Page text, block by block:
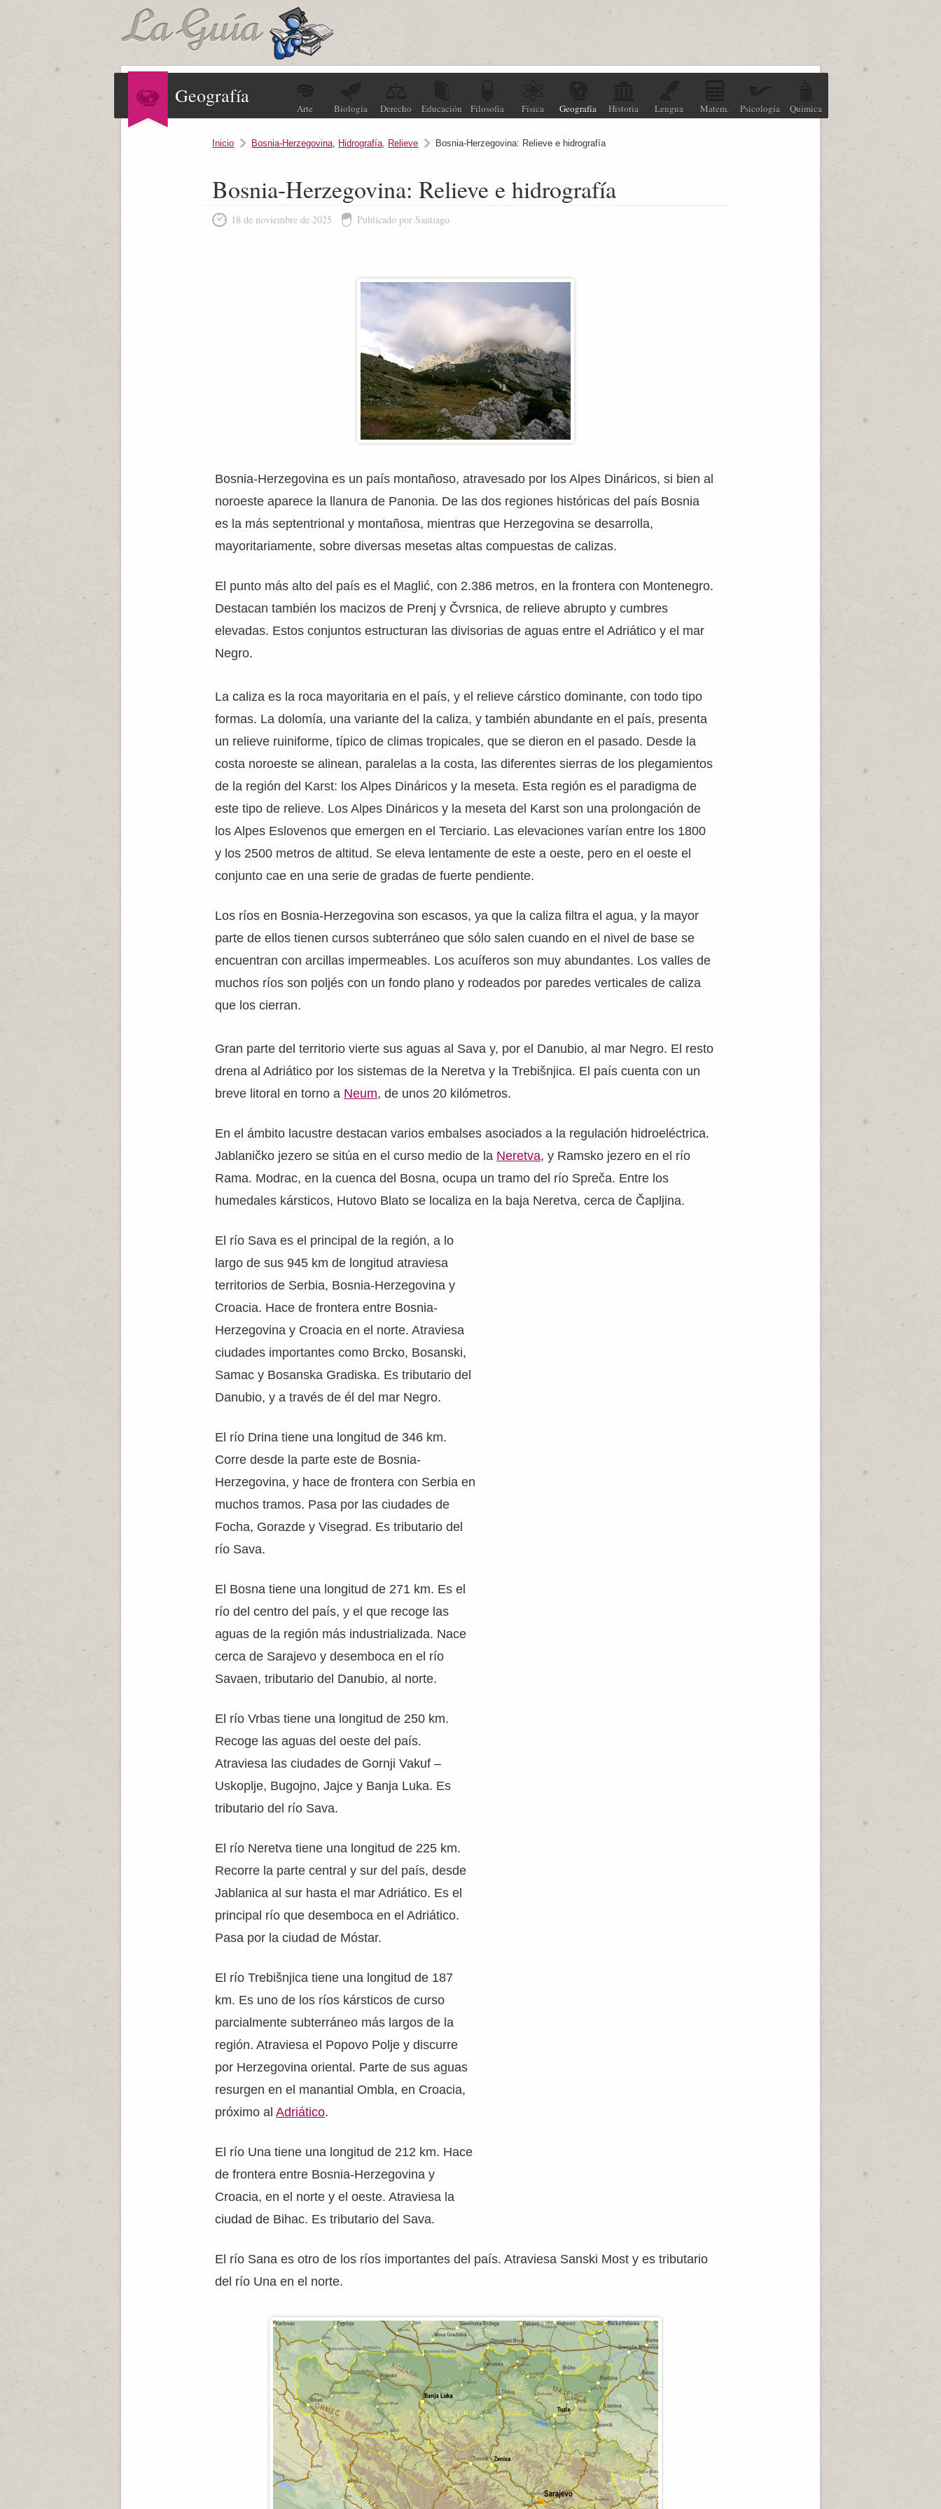
Geografía
Arte Biología Derecho Educación Filosofía Física Geografía Historia Lengua Matem. Psicología Química
Inicio Bosnia-Herzegovina, Hidrografía, Relieve Bosnia-Herzegovina: Relieve e hidrografía
Bosnia-Herzegovina: Relieve e hidrografía
18 de noviembre de 2025 Publicado por Santiago
Bosnia-Herzegovina es un país montañoso, atravesado por los Alpes Dináricos, si bien al
noroeste aparece la llanura de Panonia. De las dos regiones históricas del país Bosnia
es la más septentrional y montañosa, mientras que Herzegovina se desarrolla,
mayoritariamente, sobre diversas mesetas altas compuestas de calizas.
El punto más alto del país es el Maglić, con 2.386 metros, en la frontera con Montenegro.
Destacan también los macizos de Prenj y Čvrsnica, de relieve abrupto y cumbres
elevadas. Estos conjuntos estructuran las divisorias de aguas entre el Adriático y el mar
Negro.
La caliza es la roca mayoritaria en el país, y el relieve cárstico dominante, con todo tipo
formas. La dolomía, una variante del la caliza, y también abundante en el país, presenta
un relieve ruiniforme, típico de climas tropicales, que se dieron en el pasado. Desde la
costa noroeste se alinean, paralelas a la costa, las diferentes sierras de los plegamientos
de la región del Karst: los Alpes Dináricos y la meseta. Esta región es el paradigma de
este tipo de relieve. Los Alpes Dináricos y la meseta del Karst son una prolongación de
los Alpes Eslovenos que emergen en el Terciario. Las elevaciones varían entre los 1800
y los 2500 metros de altitud. Se eleva lentamente de este a oeste, pero en el oeste el
conjunto cae en una serie de gradas de fuerte pendiente.
Los ríos en Bosnia-Herzegovina son escasos, ya que la caliza filtra el agua, y la mayor
parte de ellos tienen cursos subterráneo que sólo salen cuando en el nivel de base se
encuentran con arcillas impermeables. Los acuíferos son muy abundantes. Los valles de
muchos ríos son poljés con un fondo plano y rodeados por paredes verticales de caliza
que los cierran.
Gran parte del territorio vierte sus aguas al Sava y, por el Danubio, al mar Negro. El resto
drena al Adriático por los sistemas de la Neretva y la Trebišnjica. El país cuenta con un
breve litoral en torno a Neum, de unos 20 kilómetros.
En el ámbito lacustre destacan varios embalses asociados a la regulación hidroeléctrica.
Jablaničko jezero se sitúa en el curso medio de la Neretva, y Ramsko jezero en el río
Rama. Modrac, en la cuenca del Bosna, ocupa un tramo del río Spreča. Entre los
humedales kársticos, Hutovo Blato se localiza en la baja Neretva, cerca de Čapljina.
El río Sava es el principal de la región, a lo
largo de sus 945 km de longitud atraviesa
territorios de Serbia, Bosnia-Herzegovina y
Croacia. Hace de frontera entre Bosnia-
Herzegovina y Croacia en el norte. Atraviesa
ciudades importantes como Brcko, Bosanski,
Samac y Bosanska Gradiska. Es tributario del
Danubio, y a través de él del mar Negro.
El río Drina tiene una longitud de 346 km.
Corre desde la parte este de Bosnia-
Herzegovina, y hace de frontera con Serbia en
muchos tramos. Pasa por las ciudades de
Focha, Gorazde y Visegrad. Es tributario del
río Sava.
El Bosna tiene una longitud de 271 km. Es el
río del centro del país, y el que recoge las
aguas de la región más industrializada. Nace
cerca de Sarajevo y desemboca en el río
Savaen, tributario del Danubio, al norte.
El río Vrbas tiene una longitud de 250 km.
Recoge las aguas del oeste del país.
Atraviesa las ciudades de Gornji Vakuf –
Uskoplje, Bugojno, Jajce y Banja Luka. Es
tributario del río Sava.
El río Neretva tiene una longitud de 225 km.
Recorre la parte central y sur del país, desde
Jablanica al sur hasta el mar Adriático. Es el
principal río que desemboca en el Adriático.
Pasa por la ciudad de Móstar.
El río Trebišnjica tiene una longitud de 187
km. Es uno de los ríos kársticos de curso
parcialmente subterráneo más largos de la
región. Atraviesa el Popovo Polje y discurre
por Herzegovina oriental. Parte de sus aguas
resurgen en el manantial Ombla, en Croacia,
próximo alAdriático.
El río Una tiene una longitud de 212 km. Hace
de frontera entre Bosnia-Herzegovina y
Croacia, en el norte y el oeste. Atraviesa la
ciudad de Bihac. Es tributario del Sava.
El río Sana es otro de los ríos importantes del país. Atraviesa Sanski Most y es tributario
del río Una en el norte.